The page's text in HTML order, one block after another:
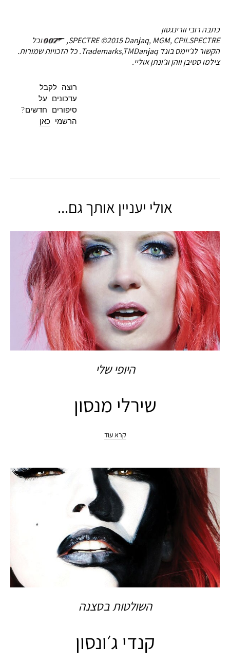
כתבה רובי וורינגטון
SPECTRE ©2015 Danjaq, MGM, CPII.SPECTRE,
וכל
הקשור לג׳יימס בונד Trademarks,TMDanjaq. כל הזכויות שמורות.
צילמו סטיבן ווהן וג׳ונתן אוליי.
רוצה לקבל
עדכונים על
סיפורים חדשים?
הרשמי כאן
אולי יעניין אותך גם...
היופי שלי
שירלי מנסון
קרא עוד
השולטות בסצנה
קנדי ג׳ונסון